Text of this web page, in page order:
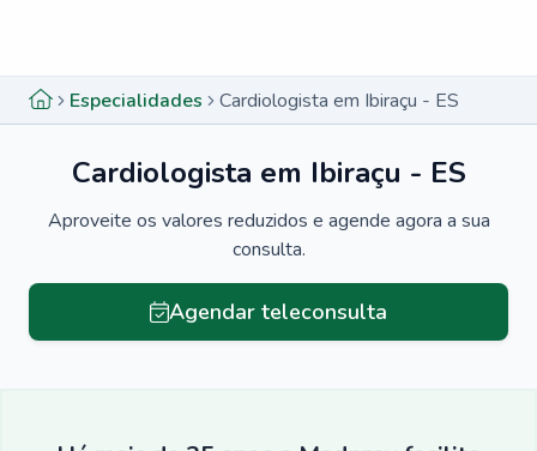
Especialidades Cardiologista em Ibiraçu - ES
Cardiologista em Ibiraçu - ES
Aproveite os valores reduzidos e agende agora a sua
consulta.
Agendar teleconsulta